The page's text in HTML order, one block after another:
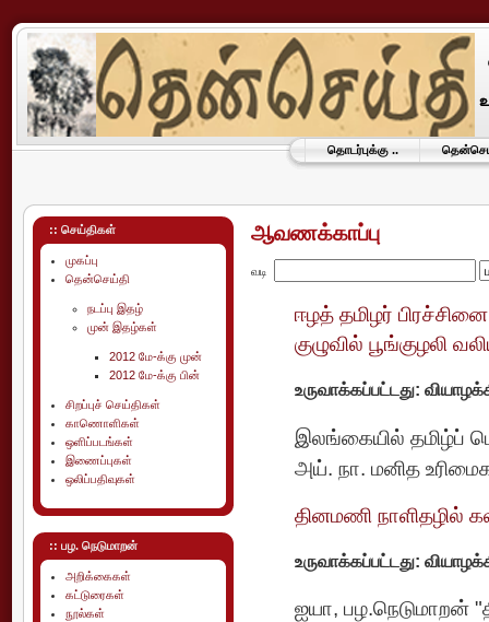
தொடர்புக்கு ..
:: செய்திகள்
முகப்பு
தென்செய்தி
நடப்பு இதழ்
முன் இதழ்கள்
2012 மே-க்கு முன்
2012 மே-க்கு பின்
சிறப்புச் செய்திகள்
காணொளிகள்
ஒளிப்படங்கள்
இணைப்புகள்
ஒலிப்பதிவுகள்
:: பழ. நெடுமாறன்
அறிக்கைகள்
கட்டுரைகள்
நூல்கள்
ஆவணக்காப்பு
வடி
ஈழத் தமிழர்
குழுவில் பூங்குழலி
உருவாக்கப்பட்டது:
இலங்கையில் தமிழ்ப்
அய். நா. மனித
தினமணி நாளிதழில்
உருவாக்கப்பட்டது:
ஐயா, பழ.நெடுமாறன்